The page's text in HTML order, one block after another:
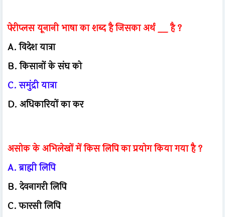
पेरीप्लस यूनानी भाषा का शब्द है जिसका अर्थ __ है ?
A. विदेश यात्रा
B. किसानों के संघ को
C. समुंद्री यात्रा
D. अधिकारियों का कर
असोक के अभिलेखों में किस लिपि का प्रयोग किया गया है ?
A. ब्राह्मी लिपि
B. देवनागरी लिपि
C. फारसी लिपि